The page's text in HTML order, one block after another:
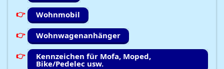
Wohnmobil
Wohnwagenanhänger
Kennzeichen für Mofa, Moped,
Bike/Pedelec usw.